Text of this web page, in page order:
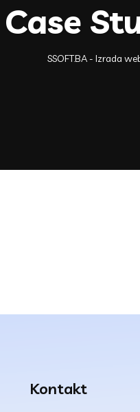
Case
SSOFT.BA - Izrada
Kontakt